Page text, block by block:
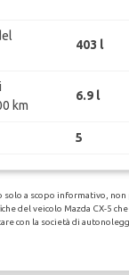
403 l
km
6.9 l
5
solo a scopo informativo,
del veicolo Mazda CX-5
con la società di